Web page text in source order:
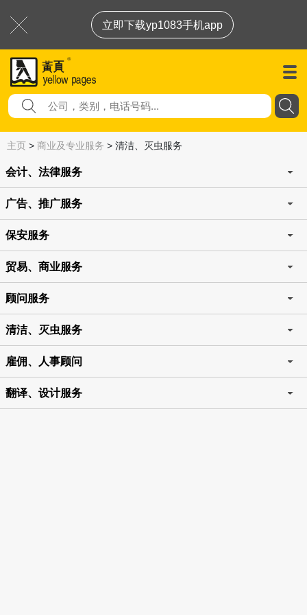
立即下载yp1083手机app
主页 > 商业及专业服务 > 清洁、灭虫服务
会计、法律服务
广告、推广服务
保安服务
贸易、商业服务
顾问服务
清洁、灭虫服务
雇佣、人事顾问
翻译、设计服务